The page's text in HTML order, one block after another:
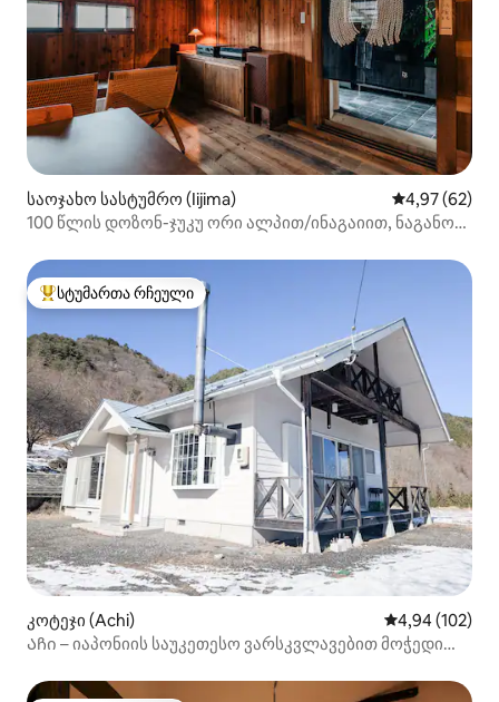
საოჯახო სასტუმრო (Iijima) საშუალო
4,97 (62)
100 წლის დოზონ-ჯუკუ ორი ალპით/ინაგაიით, ნაგანოს
სტუმართა რჩეული მოწინავე ვარიანტი
სტუმართა რჩეული
კოტეჯი (Achi) საშუალო
4,94 (102)
Აჩი – იაპონიის საუკეთესო ვარსკვლავებით მოჭედილი